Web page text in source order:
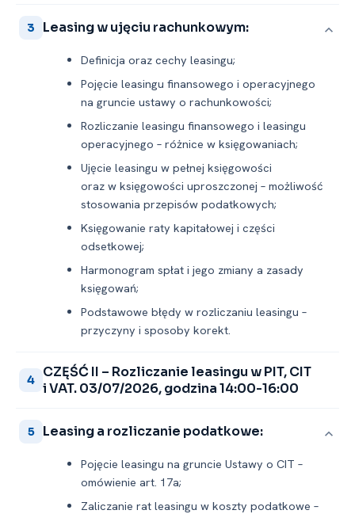
3 Leasing w ujęciu rachunkowym:
Definicja oraz cechy leasingu;
Pojęcie leasingu finansowego i operacyjnego
na gruncie ustawy o rachunkowości;
Rozliczanie leasingu finansowego i leasingu
operacyjnego – różnice w księgowaniach;
Ujęcie leasingu w pełnej księgowości
oraz w księgowości uproszczonej – możliwość
stosowania przepisów podatkowych;
Księgowanie raty kapitałowej i części
odsetkowej;
Harmonogram spłat i jego zmiany a zasady
księgowań;
Podstawowe błędy w rozliczaniu leasingu –
przyczyny i sposoby korekt.
4
CZĘŚĆ II – Rozliczanie leasingu w PIT, CIT
i VAT. 03/07/2026, godzina 14:00-16:00
5 Leasing a rozliczanie podatkowe:
Pojęcie leasingu na gruncie Ustawy o CIT –
omówienie art. 17a;
Zaliczanie rat leasingu w koszty podatkowe –